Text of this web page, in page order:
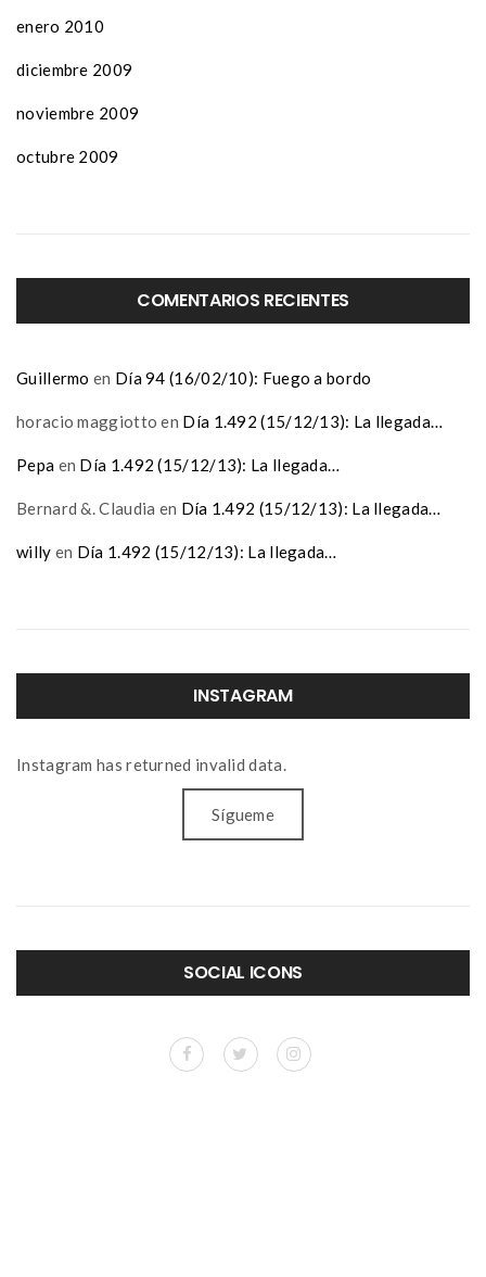
enero 2010
diciembre 2009
noviembre 2009
octubre 2009
COMENTARIOS RECIENTES
Guillermo en Día 94 (16/02/10): Fuego a bordo
horacio maggiotto en Día 1.492 (15/12/13): La llegada…
Pepa en Día 1.492 (15/12/13): La llegada…
Bernard &. Claudia en Día 1.492 (15/12/13): La llegada…
willy en Día 1.492 (15/12/13): La llegada…
INSTAGRAM
Instagram has returned invalid data.
Sígueme
SOCIAL ICONS